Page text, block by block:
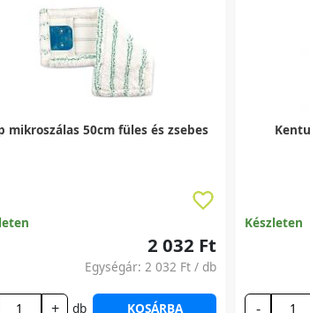
mikroszálas 50cm füles és zsebes
2 032 Ft
Egységár: 2 032 Ft / db
+ db KOSÁRBA
Készleten
-